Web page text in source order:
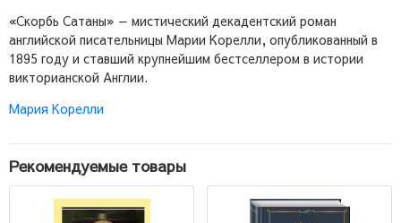
«Скорбь Сатаны» — мистический декадентский роман
английской писательницы Марии Корелли, опубликованный в
1895 году и ставший крупнейшим бестселлером в истории
викторианской Англии.
Мария Корелли
Рекомендуемые товары